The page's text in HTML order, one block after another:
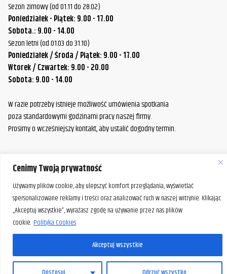
Cenimy Twoją prywatność
Używamy plików cookie, aby ulepszyć komfort przeglądania, wyświetlać
spersonalizowane reklamy i treści oraz analizować ruch w naszej witrynie. Klikając
„Akceptuj wszystkie”, wyrażasz zgodę na używanie przez nas plików
cookie. Polityka Cookies
Akceptuj wszystkie
Sezon zimowy (od 01.11 do 28.02)
Poniedziałek - Piątek: 9.00 - 17.00
Sobota.: 9.00 - 14.00
Sezon letni (od 01.03 do 31.10)
Poniedziałek / Środa / Piątek: 9.00 - 17.00
Wtorek / Czwartek: 9.00 - 20.00
Sobota: 9.00 - 14.00
W razie potrzeby istnieje możliwość umówienia spotkania
poza standardowymi godzinami pracy naszej firmy.
Prosimy o wcześniejszy kontakt, aby ustalić dogodny termin.